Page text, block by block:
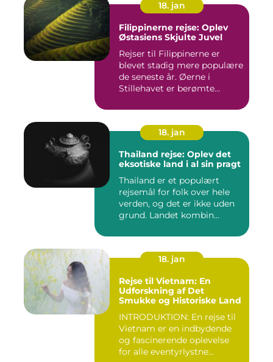
18. jan
Filippinerne rejse: Oplev
Østasiens Skjulte Juvel
Rejser til Filippinerne er
blevet stadig mere populære
de seneste år. Øerne i
Stillehavet er berømte...
18. jan
Thailand rejse: Oplev det
eksotiske land i al sin pragt
Thailand er et populært
rejsemål for folk over hele
verden, og det er ikke uden
grund. Landet kombin...
18. jan
Rejse til Vietnam: En
Udforskning af Det
Smukke og Historiske Land
INTRODUKTION: En rejse til
Vietnam er en indbydende
og fascinerende oplevelse
for alle eventyrlystne...